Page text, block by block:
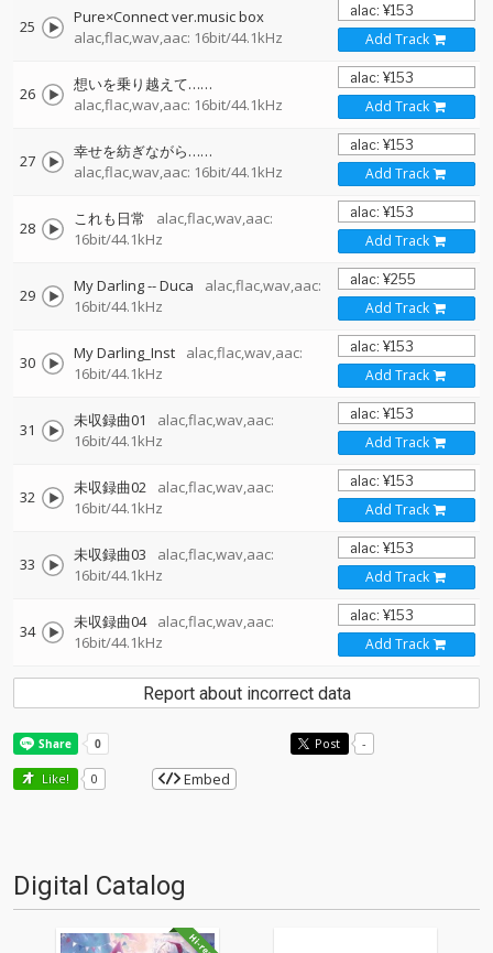
25
Pure×Connect ver.music box
alac,flac,wav,aac: 16bit/44.1kHz
Add Track
26
想いを乗り越えて……
alac,flac,wav,aac: 16bit/44.1kHz
Add Track
27
幸せを紡ぎながら……
alac,flac,wav,aac: 16bit/44.1kHz
Add Track
28 これも日常
alac,flac,wav,aac:
16bit/44.1kHz
Add Track
29 My Darling--Duca
alac,flac,wav,aac:
16bit/44.1kHz
Add Track
30 My Darling_Inst
alac,flac,wav,aac:
16bit/44.1kHz
Add Track
31 未収録曲01
alac,flac,wav,aac:
16bit/44.1kHz
Add Track
32 未収録曲02
alac,flac,wav,aac:
16bit/44.1kHz
Add Track
33 未収録曲03
alac,flac,wav,aac:
16bit/44.1kHz
Add Track
34 未収録曲04
alac,flac,wav,aac:
16bit/44.1kHz
Add Track
Report about incorrect data
Post -
Like! 0 Embed
Digital Catalog